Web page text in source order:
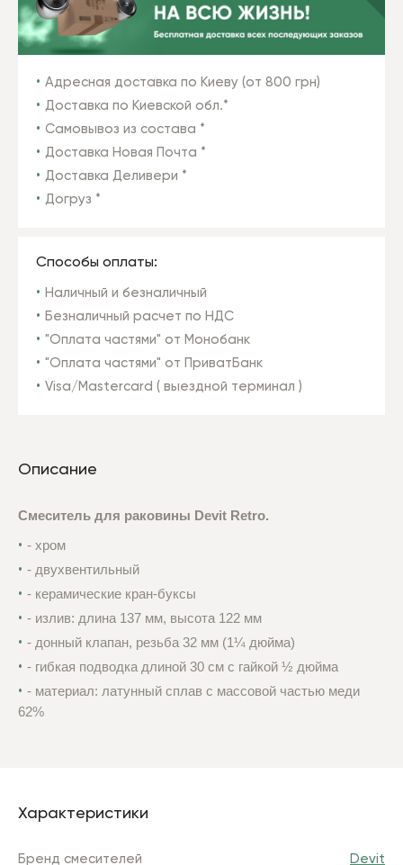
Адресная доставка по Киеву (от 800 грн)
Доставка по Киевской обл.*
Самовывоз из состава *
Доставка Новая Почта *
Доставка Деливери *
Догруз *
Способы оплаты:
Наличный и безналичный
Безналичный расчет по НДС
"Оплата частями" от Монобанк
"Оплата частями" от ПриватБанк
Visa/Mastercard ( выездной терминал )
Описание
Смеситель для раковины Devit Retro.
- хром
- двухвентильный
- керамические кран-буксы
- излив: длина 137 мм, высота 122 мм
- донный клапан, резьба 32 мм (1¼ дюйма)
- гибкая подводка длиной 30 см с гайкой ½ дюйма
- материал: латунный сплав с массовой частью меди
62%
Характеристики
Бренд смесителей Devit